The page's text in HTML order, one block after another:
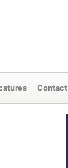
Contact